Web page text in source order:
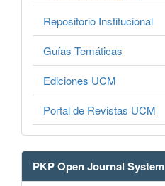
Repositorio Institucional
Guías Temáticas
Ediciones UCM
Portal de Revistas UCM
PKP Open Journal System